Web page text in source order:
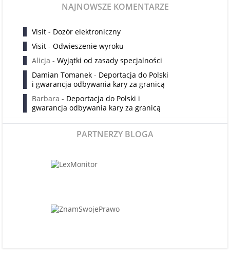
NAJNOWSZE KOMENTARZE
Visit - Dozór elektroniczny
Visit - Odwieszenie wyroku
Alicja - Wyjątki od zasady specjalności
Damian Tomanek - Deportacja do Polski
i gwarancja odbywania kary za granicą
Barbara - Deportacja do Polski i
gwarancja odbywania kary za granicą
PARTNERZY BLOGA